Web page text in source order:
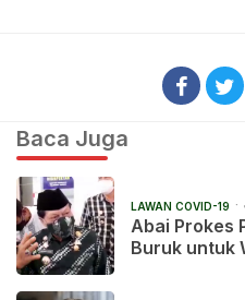
Baca Juga
LAWAN COVID-19
Abai Prokes
Buruk untuk